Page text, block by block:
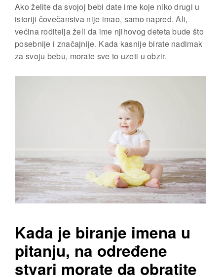
Ako želite da svojoj bebi date ime koje niko drugi u
istoriji čovečanstva nije imao, samo napred. Ali,
većina roditelja želi da ime njihovog deteta bude što
posebnije i značajnije. Kada kasnije birate nadimak
za svoju bebu, morate sve to uzeti u obzir.
Kada je biranje imena u
pitanju, na određene
stvari morate da obratite